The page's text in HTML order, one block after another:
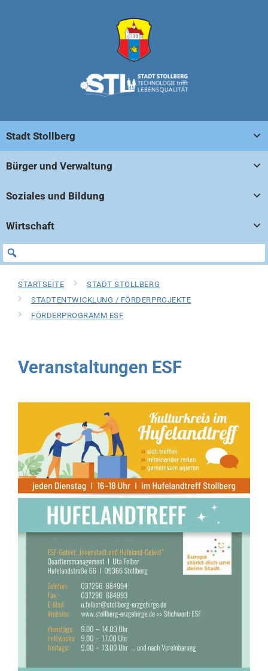
Stadt Stollberg
Bürger und Verwaltung
Soziales und Bildung
Wirtschaft
STARTSEITE
STADT STOLLBERG
STADTENTWICKLUNG / FÖRDERPROJEKTE
FÖRDERPROGRAMM ESF
Veranstaltungen ESF